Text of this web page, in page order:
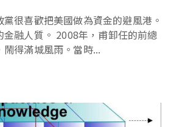
很喜歡把美國做為資金的避風港。
融人質。 2008年，甫卸任的前總
得滿城風雨。當時...